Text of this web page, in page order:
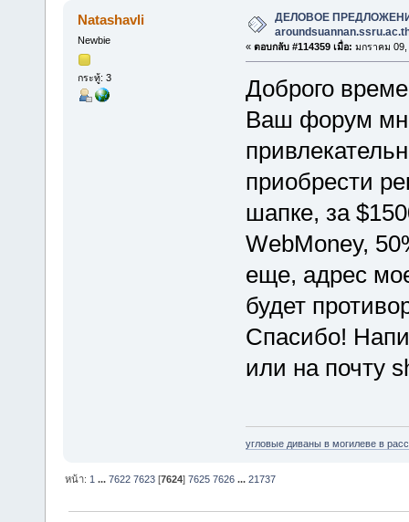
Natashavli
Newbie
กระทู้: 3
ДЕЛОВОЕ
« ตอบกลับ #114359 เมื่อ: มกราคม 09,
Доброго
Ваш форум
приобрести
шапке, за
WebMoney,
еще, адрес
будет
Спасибо!
или на почту
угловые диваны в могилеве в
หน้า: 1 ...7622 7623 [7624]7625 7626 ...21737